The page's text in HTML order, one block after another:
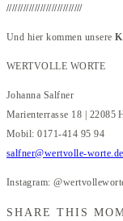
///////////////////////////
Und hier kommen unsere
WERTVOLLE WORTE
Johanna Salfner
Marienterrasse 18 | 22085
Mobil: 0171-414 95 94
salfner@wertvolle-worte.de
Instagram:
SHARE THIS